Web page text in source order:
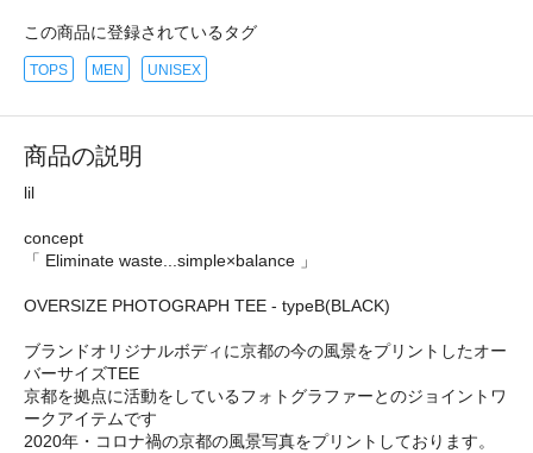
この商品に登録されているタグ
TOPS MEN UNISEX
商品の説明
lil
concept
「 Eliminate waste...simple×balance 」
OVERSIZE PHOTOGRAPH TEE - typeB(BLACK)
ブランドオリジナルボディに京都の今の風景をプリントしたオー
バーサイズTEE
京都を拠点に活動をしているフォトグラファーとのジョイントワ
ークアイテムです
2020年・コロナ禍の京都の風景写真をプリントしております。